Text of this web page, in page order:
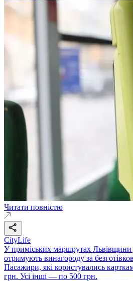
Читати повністю
CityLife
У приміських маршрутах Львівщини
отримують винагороду за
Пасажири, які користувались
грн. Усі інші — по 500 грн.